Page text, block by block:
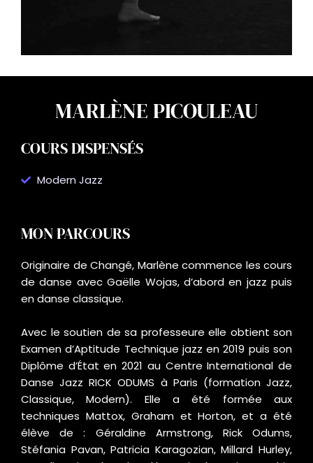
MARLÈNE PICOULEAU
COURS DISPENSÉS
Modern Jazz
MON PARCOURS
Originaire de Changé, Marlène commence les cours
de danse avec Gaëlle Wojas, d’abord en jazz puis
en danse classique.
Avec le soutien de sa professeure elle obtient son
Examen d’Aptitude Technique jazz en 2019 puis son
Diplôme d’État en 2021 au Centre International de
Danse Jazz RICK ODUMS à Paris (formation Jazz,
Classique, Modern). Elle a été formée aux
techniques Mattox, Graham et Horton, et a été
élève de : Géraldine Armstrong, Rick Odums,
Stéfania Pavan, Patricia Karagozian, Millard Hurley,